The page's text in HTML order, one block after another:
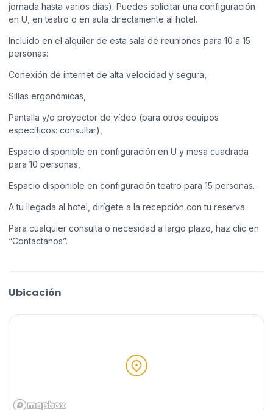
jornada hasta varios días). Puedes solicitar una configuración
en U, en teatro o en aula directamente al hotel.
Incluido en el alquiler de esta sala de reuniones para 10 a 15
personas:
Conexión de internet de alta velocidad y segura,
Sillas ergonómicas,
Pantalla y/o proyector de vídeo (para otros equipos
específicos: consultar),
Espacio disponible en configuración en U y mesa cuadrada
para 10 personas,
Espacio disponible en configuración teatro para 15 personas.
A tu llegada al hotel, dirígete a la recepción con tu reserva.
Para cualquier consulta o necesidad a largo plazo, haz clic en
“Contáctanos”.
Ubicación